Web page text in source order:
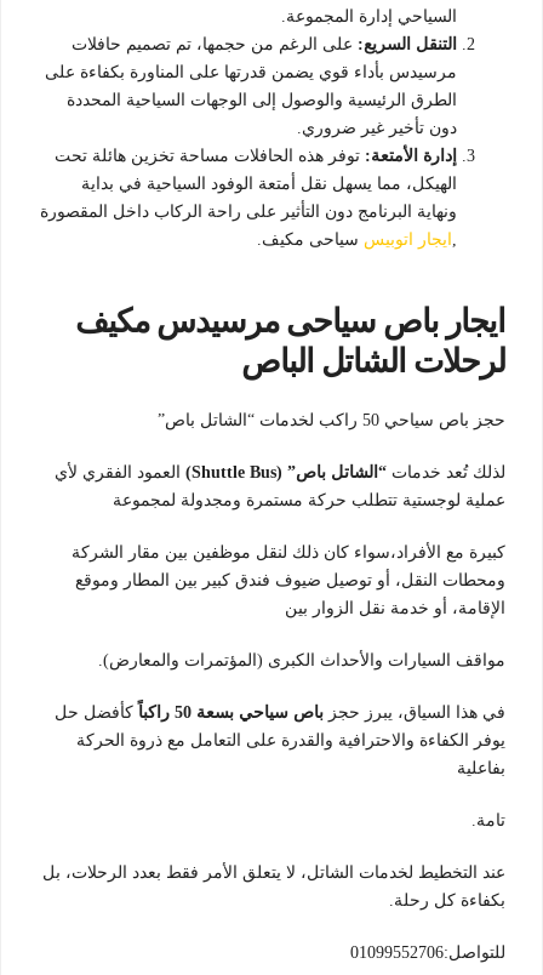
السياحي إدارة المجموعة.
التنقل السريع: على الرغم من حجمها، تم تصميم حافلات
مرسيدس بأداء قوي يضمن قدرتها على المناورة بكفاءة على
الطرق الرئيسية والوصول إلى الوجهات السياحية المحددة
دون تأخير غير ضروري.
إدارة الأمتعة: توفر هذه الحافلات مساحة تخزين هائلة تحت
الهيكل، مما يسهل نقل أمتعة الوفود السياحية في بداية
ونهاية البرنامج دون التأثير على راحة الركاب داخل المقصورة
, ايجار اتوبيس سياحى مكيف.
ايجار باص سياحى مرسيدس مكيف
لرحلات الشاتل الباص
حجز باص سياحي 50 راكب لخدمات “الشاتل باص”
لذلك تُعد خدمات “الشاتل باص” (Shuttle Bus)
العمود الفقري لأي
عملية لوجستية تتطلب حركة مستمرة ومجدولة لمجموعة
كبيرة مع الأفراد،سواء كان ذلك لنقل موظفين بين مقار الشركة
ومحطات النقل، أو توصيل ضيوف فندق كبير بين المطار وموقع
الإقامة، أو خدمة نقل الزوار بين
مواقف السيارات والأحداث الكبرى (المؤتمرات والمعارض).
في هذا السياق، يبرز حجز باص سياحي بسعة 50 راكباً
كأفضل حل
يوفر الكفاءة والاحترافية والقدرة على التعامل مع ذروة الحركة
بفاعلية
تامة.
عند التخطيط لخدمات الشاتل، لا يتعلق الأمر فقط بعدد الرحلات، بل
بكفاءة كل رحلة.
للتواصل:01099552706